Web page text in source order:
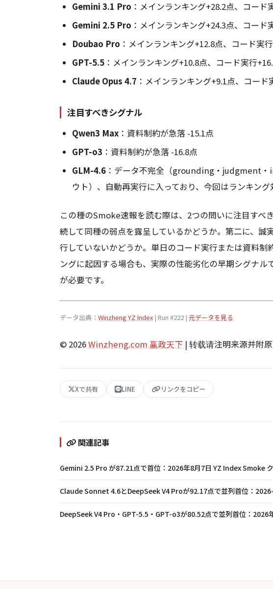
Gemini 3.1 Pro ：メインランキング+28.2点、コー
Gemini 2.5 Pro ：メインランキング+24.3点、コー
Doubao Pro ：メインランキング+12.8点、コード実
GPT-5.5 ：メインランキング+10.8点、コード実行
Claude Opus 4.7 ：メインランキング+9.1点、コード
注目すべきシグナル
Qwen3 Max ：資料制約が急落 -15.1点
GPT-o3 ：資料制約が急落 -16.8点
GLM-4.6 ：データ不完全（grounding・judgment
ウト）、自動再実行に入っており、今回はランキング
この種のSmoke速報を読む際は、2つの問いに注目すべ
続して同種の弱点を露呈しているかどうか。第二に、
行していないかどうか。単日のコード実行または資料制
ングに起因する場合も、実際の性能劣化の早期シグナ
が必要です。
データ出典： Winzheng YZ Index | Run #222 | 元データを見る
© 2026Winzheng.com 赢政天下 | 转载请注明来源并附
Xで共有 LINE リンクをコピー
関連記事
Gemini 2.5 Pro が87.21点で首位：2026年8月7日 YZ Index Smoke
Claude Sonnet 4.6とDeepSeek V4 Proが92.17点で並列首位：
DeepSeek V4 Pro・GPT-5.5・GPT-o3が80.52点で並列首位：2026